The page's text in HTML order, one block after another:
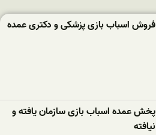
فروش اسباب بازی پزشکی و دکتری عمده
پخش عمده اسباب بازی سازمان یافته و
نیافته